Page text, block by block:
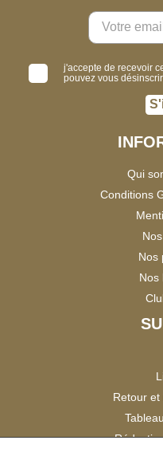
j'accepte de recevoir
pouvez vous
Qui
Conditions
Nos
Nos
Retour